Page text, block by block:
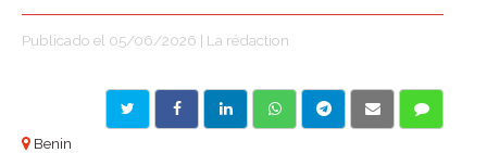
Publicado el 05/06/2026 | La rédaction
Benin